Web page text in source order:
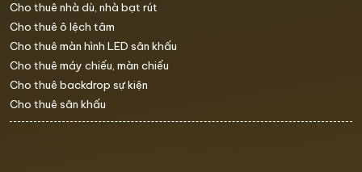
Cho thuê nhà dù, nhà bạt rút
Cho thuê ô lệch tâm
Cho thuê màn hình LED sân khấu
Cho thuê máy chiếu, màn chiếu
Cho thuê backdrop sự kiện
Cho thuê sân khấu